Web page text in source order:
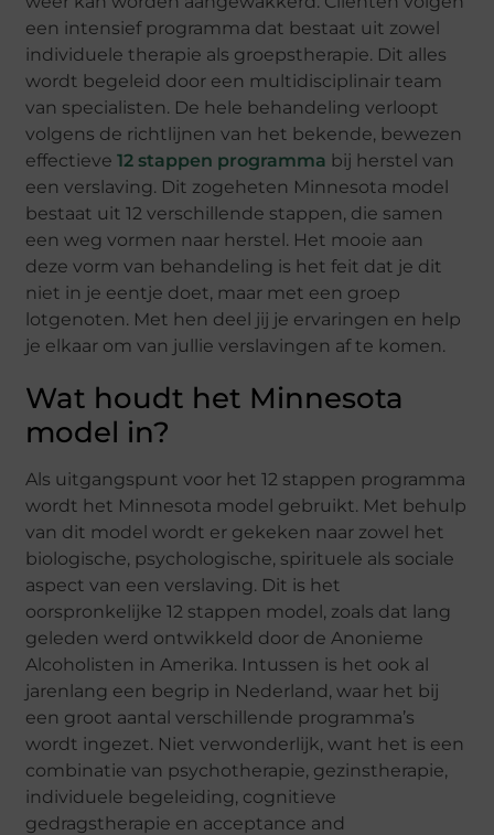
een intensief programma dat bestaat uit zowel
individuele therapie als groepstherapie. Dit alles
wordt begeleid door een multidisciplinair team
van specialisten. De hele behandeling verloopt
volgens de richtlijnen van het bekende, bewezen
effectieve12 stappen programma bij herstel van
een verslaving. Dit zogeheten Minnesota model
bestaat uit 12 verschillende stappen, die samen
een weg vormen naar herstel. Het mooie aan
deze vorm van behandeling is het feit dat je dit
niet in je eentje doet, maar met een groep
lotgenoten. Met hen deel jij je ervaringen en help
je elkaar om van jullie verslavingen af te komen.
Wat houdt het Minnesota
model in?
Als uitgangspunt voor het 12 stappen programma
wordt het Minnesota model gebruikt. Met behulp
van dit model wordt er gekeken naar zowel het
biologische, psychologische, spirituele als sociale
aspect van een verslaving. Dit is het
oorspronkelijke 12 stappen model, zoals dat lang
geleden werd ontwikkeld door de Anonieme
Alcoholisten in Amerika. Intussen is het ook al
jarenlang een begrip in Nederland, waar het bij
een groot aantal verschillende programma’s
wordt ingezet. Niet verwonderlijk, want het is een
combinatie van psychotherapie, gezinstherapie,
individuele begeleiding, cognitieve
gedragstherapie en acceptance and